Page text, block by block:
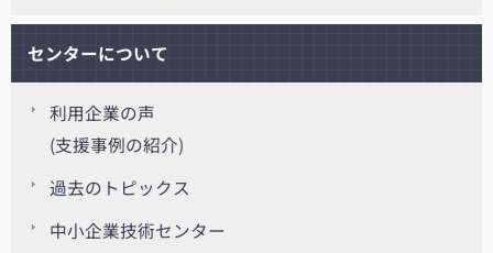
センターについて
利用企業の声
(支援事例の紹介)
過去のトピックス
中小企業技術センター